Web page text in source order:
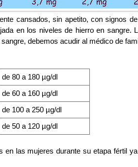
cansados, sin apetito, con signos
en los niveles de hierro en sangre.
debemos acudir al médico de
de 80 a 180 µg/dl
de 60 a 160 µg/dl
de 100 a 250 µg/dl
de 50 a 120 µg/dl
las mujeres durante su etapa fértil